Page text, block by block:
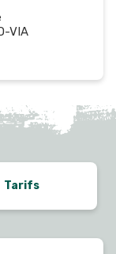
VIA
Tarifs